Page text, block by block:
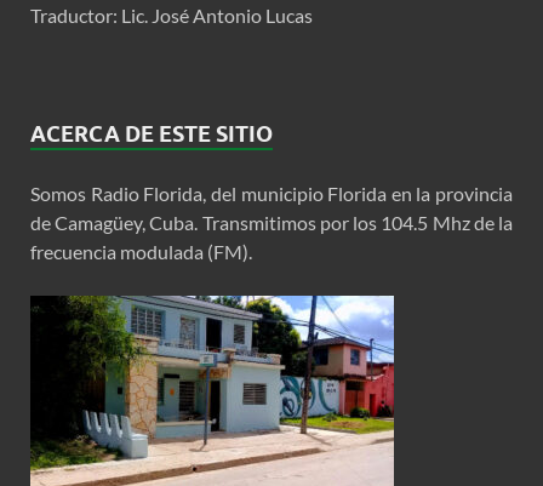
Traductor: Lic. José Antonio Lucas
ACERCA DE ESTE SITIO
Somos Radio Florida, del municipio Florida en la provincia
de Camagüey, Cuba. Transmitimos por los 104.5 Mhz de la
frecuencia modulada (FM).